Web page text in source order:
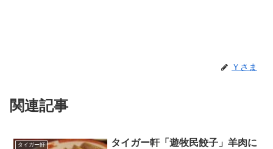
Ｙさま
関連記事
タイガー軒
タイガー軒「遊牧民餃子」羊肉に